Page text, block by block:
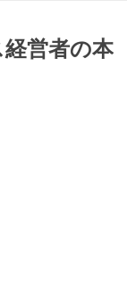
営者の本